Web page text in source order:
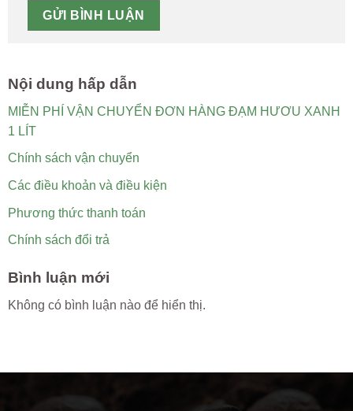
Nội dung hấp dẫn
MIỄN PHÍ VẬN CHUYỂN ĐƠN HÀNG ĐẠM HƯƠU XANH
1 LÍT
Chính sách vận chuyển
Các điều khoản và điều kiện
Phương thức thanh toán
Chính sách đổi trả
Bình luận mới
Không có bình luận nào để hiển thị.